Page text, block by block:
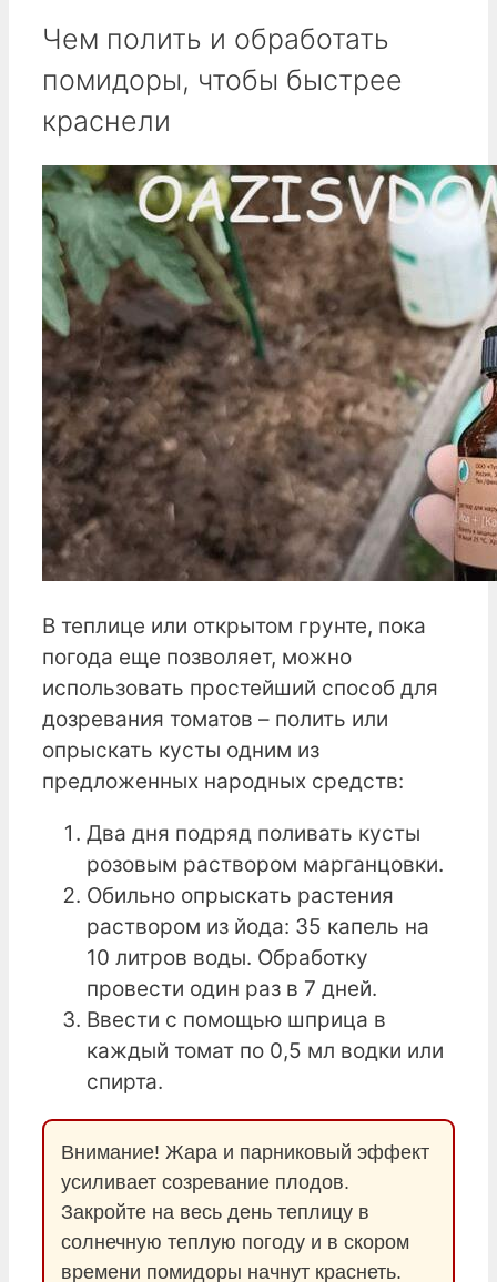
Чем полить и обработать
помидоры, чтобы быстрее
краснели
В теплице или открытом грунте, пока
погода еще позволяет, можно
использовать простейший способ для
дозревания томатов – полить или
опрыскать кусты одним из
предложенных народных средств:
Два дня подряд поливать кусты
розовым раствором марганцовки.
Обильно опрыскать растения
раствором из йода: 35 капель на
10 литров воды. Обработку
провести один раз в 7 дней.
Ввести с помощью шприца в
каждый томат по 0,5 мл водки или
спирта.
Внимание! Жара и парниковый эффект
усиливает созревание плодов.
Закройте на весь день теплицу в
солнечную теплую погоду и в скором
времени помидоры начнут краснеть.